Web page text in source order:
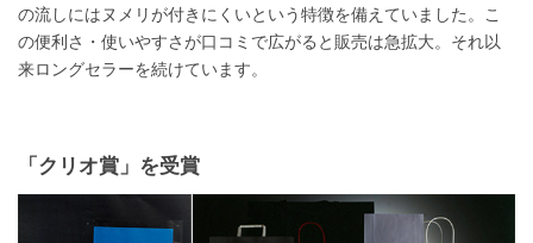
の流しにはヌメリが付きにくいという特徴を備えていました。こ
の便利さ・使いやすさが口コミで広がると販売は急拡大。それ以
来ロングセラーを続けています。
「クリオ賞」を受賞